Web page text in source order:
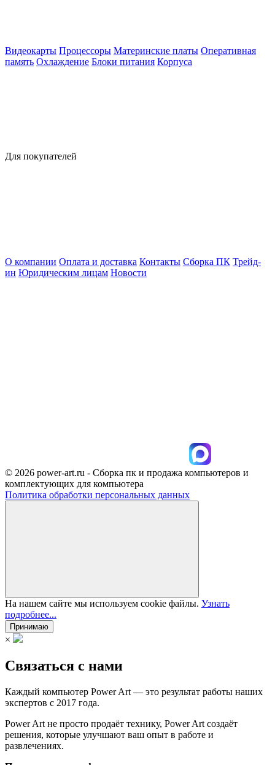
Видеокарты Процессоры Материнские платы Оперативная
память Охлаждение Блоки питания Корпуса
Для покупателей
О компании Оплата и доставка Контакты Сборка ПК Трейд-
ин Юридическим лицам Новости
© 2026 power-art.ru - Сборка пк и продажа компьютеров и
комплектующих для компьютера
Политика обработки персональных данных
На нашем сайте мы используем cookie файлы. Узнать
подробнее...
Принимаю
×
Связаться с нами
Каждый компьютер Power Art — это результат работы наших
экспертов с 2017 года.
Power Art не просто продаёт технику, Power Art создаёт
решения, которые улучшают ваш опыт в работе и
развлечениях.